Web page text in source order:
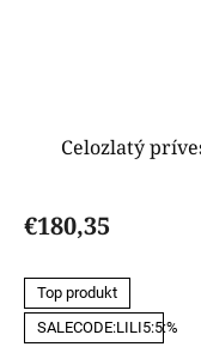
Celozlatý
€180,35
Top produkt
SALECODE:LILI5:5:%